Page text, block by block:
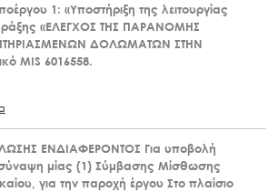
1: «Υποστήριξη της λειτουργίας
«ΕΛΕΓΧΟΣ ΤΗΣ ΠΑΡΑΝΟΜΗΣ
ΔΟΛΩΜΑΤΩΝ ΣΤΗΝ
MIS 6016558.
ΕΝΔΙΑΦΕΡΟΝΤΟΣ Για υποβολή
μίας (1) Σύμβασης Μίσθωσης
για την παροχή έργου Στο πλαίσιο